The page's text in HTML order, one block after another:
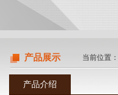
产品展示 当前位置：
产品介绍